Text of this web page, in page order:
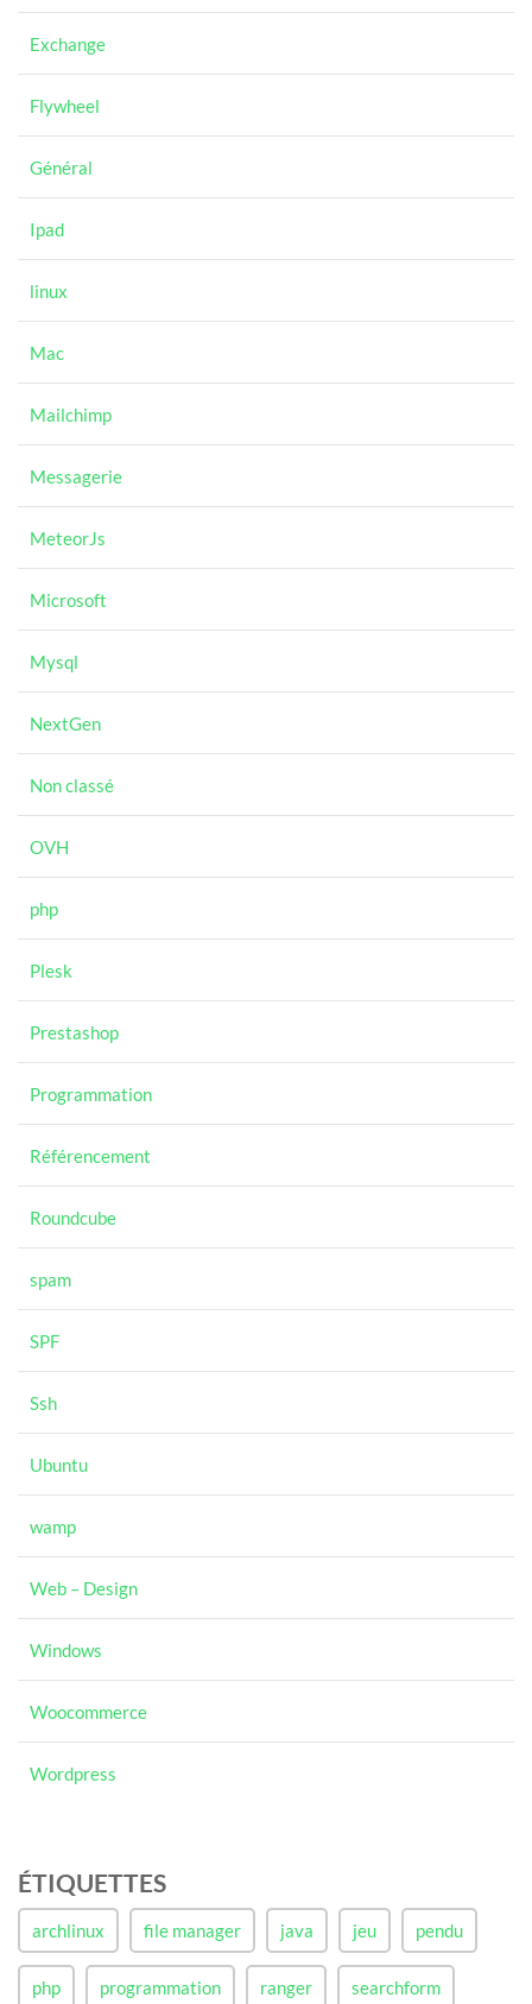
Exchange
Flywheel
Général
Ipad
linux
Mac
Mailchimp
Messagerie
MeteorJs
Microsoft
Mysql
NextGen
Non classé
OVH
php
Plesk
Prestashop
Programmation
Référencement
Roundcube
spam
SPF
Ssh
Ubuntu
wamp
Web – Design
Windows
Woocommerce
Wordpress
ÉTIQUETTES
archlinux file manager java jeu pendu
php programmation ranger searchform